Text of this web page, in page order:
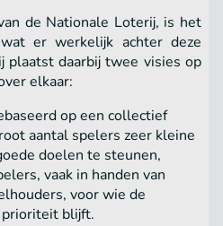
de Nationale Loterij, is het
er werkelijk achter deze
plaatst daarbij twee visies op
elkaar:
op een collectief
aantal spelers zeer kleine
doelen te steunen,
vaak in handen van
voor wie de
prioriteit blijft.